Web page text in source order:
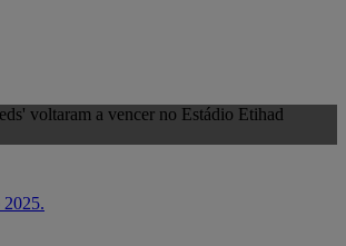
voltaram a vencer no Estádio Etihad
2025.